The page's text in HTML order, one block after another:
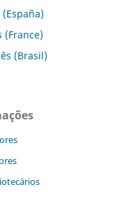
(France)
(Brasil)